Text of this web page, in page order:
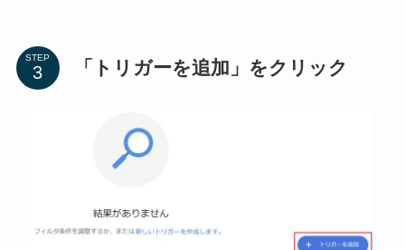
STEP 「トリガーを追加」をクリック